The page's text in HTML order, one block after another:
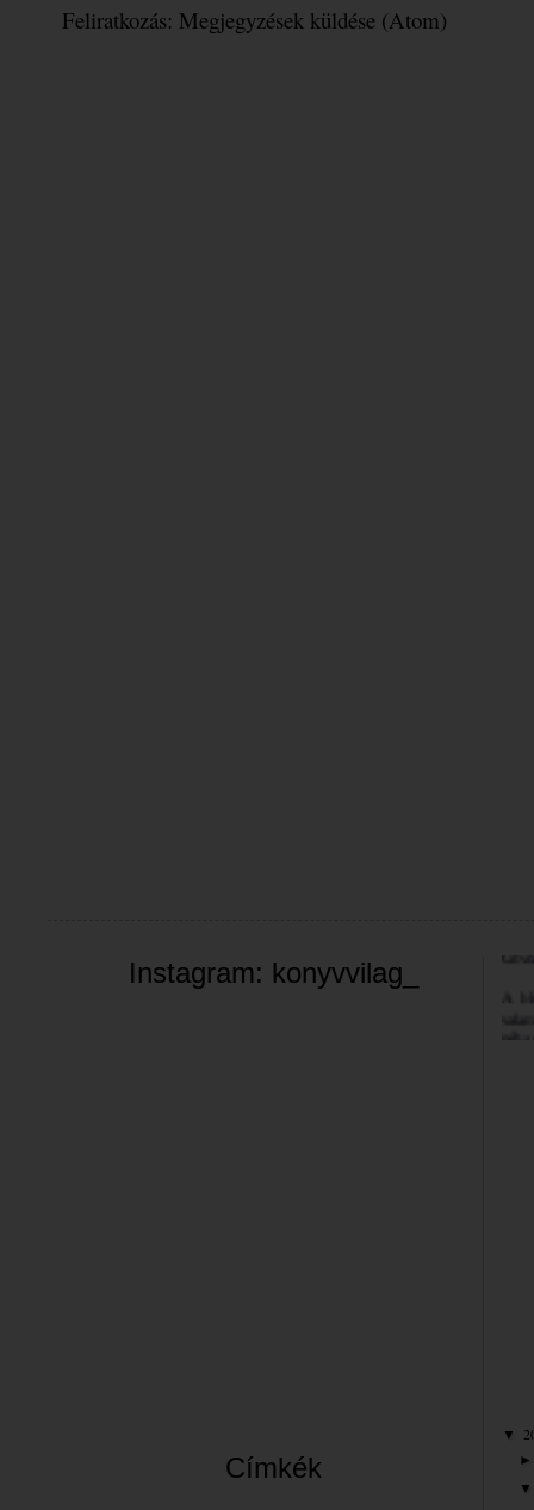
Feliratkozás: Megjegyzések küldése (Atom)
Instagram: konyvvilag_
Címkék
▼